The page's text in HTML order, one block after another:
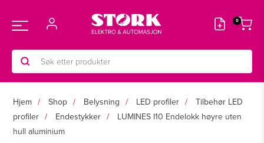
rett
innholdet
Main
Menu
Products
search
Hjem Shop Belysning LED profiler
Tilbehør LED
profiler
Endestykker
LUMINES I10 Endelokk høyre uten
hull aluminium